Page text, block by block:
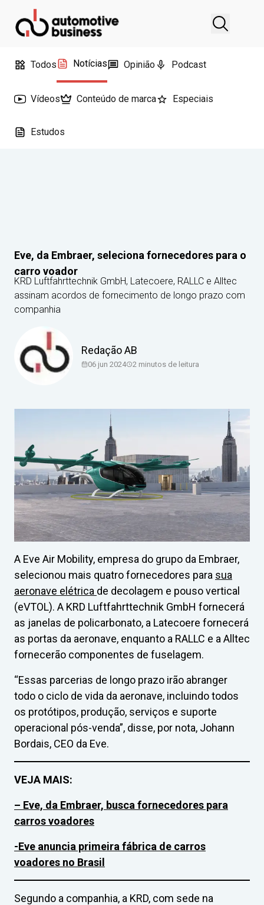
Todos Notícias Opinião Podcast
Vídeos Conteúdo de marca Especiais
Estudos
Eve, da Embraer, seleciona fornecedores para o
carro voador
KRD Luftfahrttechnik GmbH, Latecoere, RALLC e Alltec
assinam acordos de fornecimento de longo prazo com
companhia
Redação AB
06 jun 2024 2 minutos de leitura
A Eve Air Mobility, empresa do grupo da Embraer,
selecionou mais quatro fornecedores para sua
aeronave elétrica de decolagem e pouso vertical
(eVTOL). A KRD Luftfahrttechnik GmbH fornecerá
as janelas de policarbonato, a Latecoere fornecerá
as portas da aeronave, enquanto a RALLC e a Alltec
fornecerão componentes de fuselagem.
“Essas parcerias de longo prazo irão abranger
todo o ciclo de vida da aeronave, incluindo todos
os protótipos, produção, serviços e suporte
operacional pós-venda”, disse, por nota, Johann
Bordais, CEO da Eve.
VEJA MAIS:
– Eve, da Embraer, busca fornecedores para
carros voadores
-Eve anuncia primeira fábrica de carros
voadores no Brasil
Segundo a companhia, a KRD, com sede na